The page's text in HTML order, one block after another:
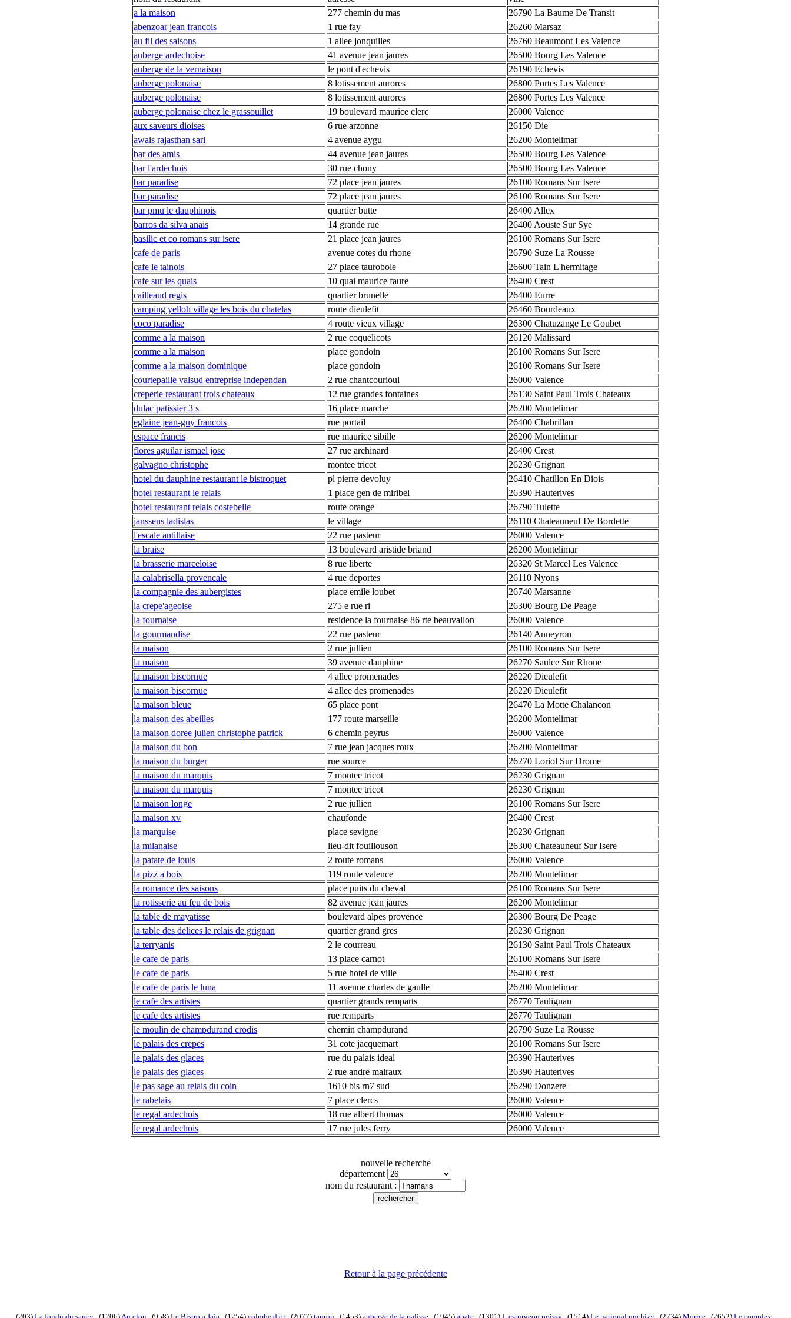
a la maison
277 chemin du mas
26790 La Baume De Transit
abenzoar jean francois
1 rue fay
26260 Marsaz
au fil des saisons
1 allee jonquilles
26760 Beaumont Les Valence
auberge ardechoise
41 avenue jean jaures
26500 Bourg Les Valence
auberge de la vernaison
le pont d'echevis
26190 Echevis
auberge polonaise
8 lotissement aurores
26800 Portes Les Valence
auberge polonaise
8 lotissement aurores
26800 Portes Les Valence
auberge polonaise chez le grassouillet
19 boulevard maurice clerc
26000 Valence
aux saveurs dioises
6 rue arzonne
26150 Die
awais rajasthan sarl
4 avenue aygu
26200 Montelimar
bar des amis
44 avenue jean jaures
26500 Bourg Les Valence
bar l'ardechois
30 rue chony
26500 Bourg Les Valence
bar paradise
72 place jean jaures
26100 Romans Sur Isere
bar paradise
72 place jean jaures
26100 Romans Sur Isere
bar pmu le dauphinois
quartier butte
26400 Allex
barros da silva anais
14 grande rue
26400 Aouste Sur Sye
basilic et co romans sur isere
21 place jean jaures
26100 Romans Sur Isere
cafe de paris
avenue cotes du rhone
26790 Suze La Rousse
cafe le tainois
27 place taurobole
26600 Tain L'hermitage
cafe sur les quais
10 quai maurice faure
26400 Crest
cailleaud regis
quartier brunelle
26400 Eurre
camping yelloh village les bois du chatelas
route dieulefit
26460 Bourdeaux
coco paradise
4 route vieux village
26300 Chatuzange Le Goubet
comme a la maison
2 rue coquelicots
26120 Malissard
comme a la maison
place gondoin
26100 Romans Sur Isere
comme a la maison dominique
place gondoin
26100 Romans Sur Isere
courtepaille valsud entreprise independan
2 rue chantcourioul
26000 Valence
creperie restaurant trois chateaux
12 rue grandes fontaines
26130 Saint Paul Trois Chateaux
dulac patissier 3 s
16 place marche
26200 Montelimar
eglaine jean-guy francois
rue portail
26400 Chabrillan
espace francis
rue maurice sibille
26200 Montelimar
flores aguilar ismael jose
27 rue archinard
26400 Crest
galvagno christophe
montee tricot
26230 Grignan
hotel du dauphine restaurant le bistroquet
pl pierre devoluy
26410 Chatillon En Diois
hotel restaurant le relais
1 place gen de miribel
26390 Hauterives
hotel restaurant relais costebelle
route orange
26790 Tulette
janssens ladislas
le village
26110 Chateauneuf De Bordette
l'escale antillaise
22 rue pasteur
26000 Valence
la braise
13 boulevard aristide briand
26200 Montelimar
la brasserie marceloise
8 rue liberte
26320 St Marcel Les Valence
la calabrisella provencale
4 rue deportes
26110 Nyons
la compagnie des aubergistes
place emile loubet
26740 Marsanne
la crepe'ageoise
275 e rue ri
26300 Bourg De Peage
la fournaise
residence la fournaise 86 rte beauvallon
26000 Valence
la gourmandise
22 rue pasteur
26140 Anneyron
la maison
2 rue jullien
26100 Romans Sur Isere
la maison
39 avenue dauphine
26270 Saulce Sur Rhone
la maison biscornue
4 allee promenades
26220 Dieulefit
la maison biscornue
4 allee des promenades
26220 Dieulefit
la maison bleue
65 place pont
26470 La Motte Chalancon
la maison des abeilles
177 route marseille
26200 Montelimar
la maison doree julien christophe patrick
6 chemin peyrus
26000 Valence
la maison du bon
7 rue jean jacques roux
26200 Montelimar
la maison du burger
rue source
26270 Loriol Sur Drome
la maison du marquis
7 montee tricot
26230 Grignan
la maison du marquis
7 montee tricot
26230 Grignan
la maison longe
2 rue jullien
26100 Romans Sur Isere
la maison xv
chaufonde
26400 Crest
la marquise
place sevigne
26230 Grignan
la milanaise
lieu-dit fouillouson
26300 Chateauneuf Sur Isere
la patate de louis
2 route romans
26000 Valence
la pizz a bois
119 route valence
26200 Montelimar
la romance des saisons
place puits du cheval
26100 Romans Sur Isere
la rotisserie au feu de bois
82 avenue jean jaures
26200 Montelimar
la table de mayatisse
boulevard alpes provence
26300 Bourg De Peage
la table des delices le relais de grignan
quartier grand gres
26230 Grignan
la terryanis
2 le courreau
26130 Saint Paul Trois Chateaux
le cafe de paris
13 place carnot
26100 Romans Sur Isere
le cafe de paris
5 rue hotel de ville
26400 Crest
le cafe de paris le luna
11 avenue charles de gaulle
26200 Montelimar
le cafe des artistes
quartier grands remparts
26770 Taulignan
le cafe des artistes
rue remparts
26770 Taulignan
le moulin de champdurand crodis
chemin champdurand
26790 Suze La Rousse
le palais des crepes
31 cote jacquemart
26100 Romans Sur Isere
le palais des glaces
rue du palais ideal
26390 Hauterives
le palais des glaces
2 rue andre malraux
26390 Hauterives
le pas sage au relais du coin
1610 bis rn7 sud
26290 Donzere
le rabelais
7 place clercs
26000 Valence
le regal ardechois
18 rue albert thomas
26000 Valence
le regal ardechois
17 rue jules ferry 26000 Valence
nouvelle recherche
département
nom du restaurant :
Retour à la page précédente